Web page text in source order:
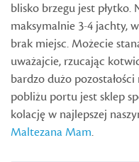
blisko brzegu jest płytko.
maksymalnie 3-4 jachty,
brak miejsc. Możecie
uważajcie, rzucając
bardzo dużo
pobliżu portu jest sklep
kolację w najlepszej
Maltezana Mam.